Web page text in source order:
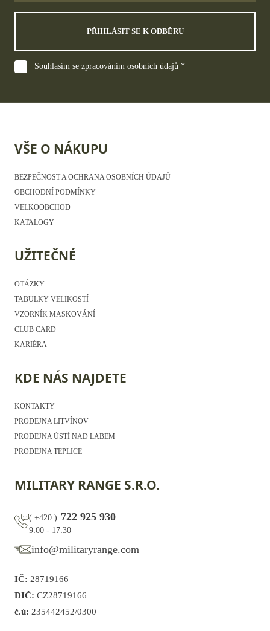
PŘIHLÁSIT SE K ODBĚRU
Souhlasím se zpracováním osobních údajů *
VŠE O NÁKUPU
BEZPEČNOST A OCHRANA OSOBNÍCH ÚDAJŮ
OBCHODNÍ PODMÍNKY
VELKOOBCHOD
KATALOGY
UŽITEČNÉ
OTÁZKY
TABULKY VELIKOSTÍ
VZORNÍK MASKOVÁNÍ
CLUB CARD
KARIÉRA
KDE NÁS NAJDETE
KONTAKTY
PRODEJNA LITVÍNOV
PRODEJNA ÚSTÍ NAD LABEM
PRODEJNA TEPLICE
MILITARY RANGE S.R.O.
( +420 ) 722 925 930
9:00 - 17:30
info@militaryrange.com
IČ: 28719166
DIČ: CZ28719166
č.ú: 235442452/0300